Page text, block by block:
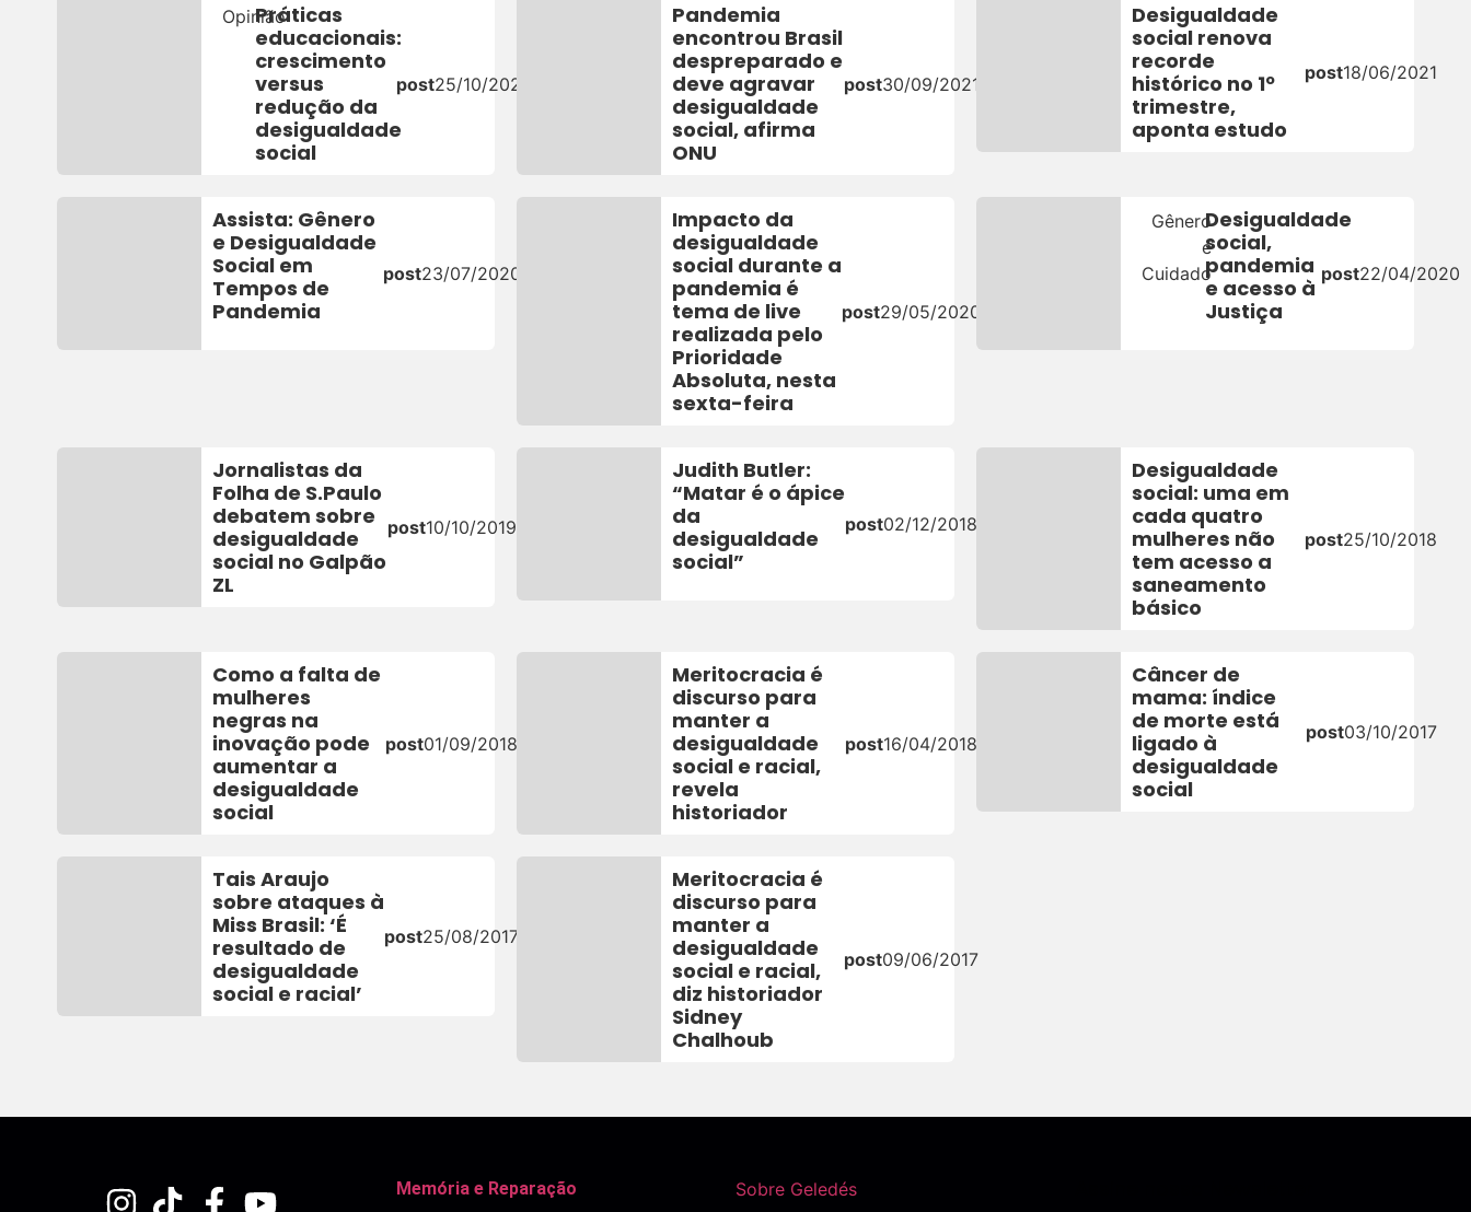
OpiniãoPráticas
educacionais:
crescimento
versus
redução da
desigualdade
social
post25/10/2021
Pandemia
encontrou Brasil
despreparado e
deve agravar
desigualdade
social, afirma
ONU
post30/09/2021
Desigualdade
social renova
recorde
histórico no 1º
trimestre,
aponta estudo
post18/06/2021
Assista: Gênero
e Desigualdade
Social em
Tempos de
Pandemia
post23/07/2020
Impacto da
desigualdade
social durante a
pandemia é
tema de live
realizada pelo
Prioridade
Absoluta, nesta
sexta-feira
post29/05/2020
Gênero
e
Cuidado
Desigualdade
social,
pandemia
e acesso à
Justiça
post22/04/2020
Jornalistas da
Folha de S.Paulo
debatem sobre
desigualdade
social no Galpão
ZL
post10/10/2019
Judith Butler:
“Matar é o ápice
da
desigualdade
social”
post02/12/2018
Desigualdade
social: uma em
cada quatro
mulheres não
tem acesso a
saneamento
básico
post25/10/2018
Como a falta de
mulheres
negras na
inovação pode
aumentar a
desigualdade
social
post01/09/2018
Meritocracia é
discurso para
manter a
desigualdade
social e racial,
revela
historiador
post16/04/2018
Câncer de
mama: índice
de morte está
ligado à
desigualdade
social
post03/10/2017
Tais Araujo
sobre ataques à
Miss Brasil: ‘É
resultado de
desigualdade
social e racial’
post25/08/2017
Meritocracia é
discurso para
manter a
desigualdade
social e racial,
diz historiador
Sidney
Chalhoub
post09/06/2017
Memória e Reparação Sobre Geledés